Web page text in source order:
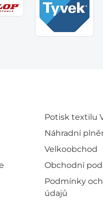
Potisk textilu
Náhradní
Velkoobchod
Obchodní
Podmínky
údajů